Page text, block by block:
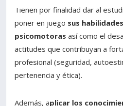
Estudiantes
Académicos
Tienen por finalidad dar al
poner en juego sus
psicomotoras así como el
actitudes que contribuyan a
profesional (seguridad,
pertenencia y ética).
Además, aplicar los